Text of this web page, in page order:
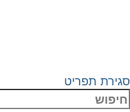
סגירת תפריט